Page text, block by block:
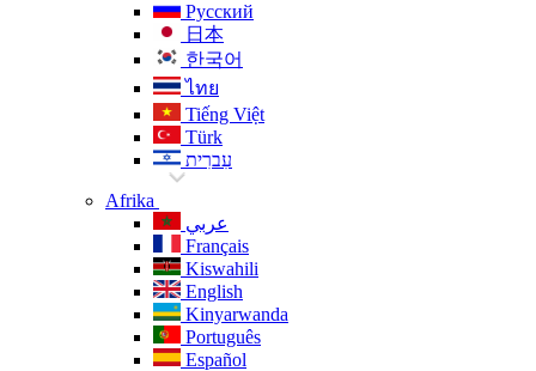
Русский
日本
한국어
ไทย
Tiếng Việt
Türk
עִברִית
Afrika
عربي
Français
Kiswahili
English
Kinyarwanda
Português
Español